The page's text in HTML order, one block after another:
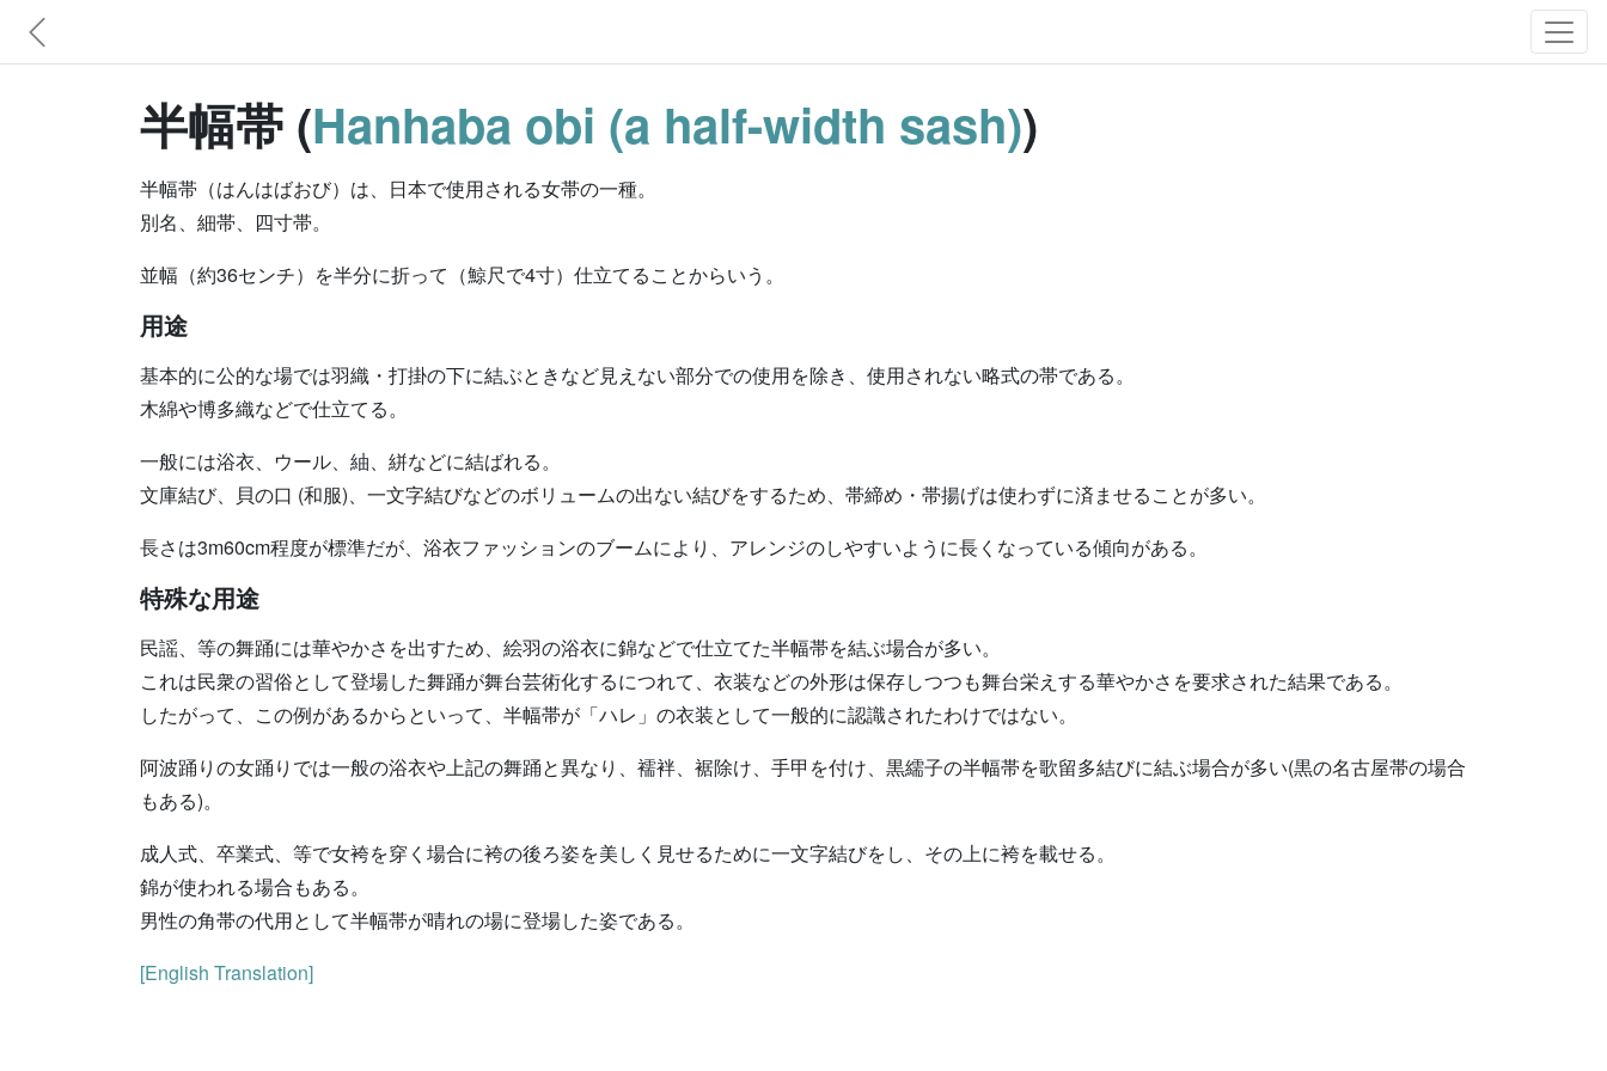
半幅帯 (Hanhaba obi (a half-width sash))
半幅帯（はんはばおび）は、日本で使用される女帯の一種。
別名、細帯、四寸帯。
並幅（約36センチ）を半分に折って（鯨尺で4寸）仕立てることからいう。
用途
基本的に公的な場では羽織・打掛の下に結ぶときなど見えない部分での使用を除き、使用されない略式の帯である。
木綿や博多織などで仕立てる。
一般には浴衣、ウール、紬、絣などに結ばれる。
文庫結び、貝の口 (和服)、一文字結びなどのボリュームの出ない結びをするため、帯締め・帯揚げは使わずに済ませることが多い。
長さは3m60cm程度が標準だが、浴衣ファッションのブームにより、アレンジのしやすいように長くなっている傾向がある。
特殊な用途
民謡、等の舞踊には華やかさを出すため、絵羽の浴衣に錦などで仕立てた半幅帯を結ぶ場合が多い。
これは民衆の習俗として登場した舞踊が舞台芸術化するにつれて、衣装などの外形は保存しつつも舞台栄えする華やかさを要求された結果である。
したがって、この例があるからといって、半幅帯が「ハレ」の衣装として一般的に認識されたわけではない。
阿波踊りの女踊りでは一般の浴衣や上記の舞踊と異なり、襦袢、裾除け、手甲を付け、黒繻子の半幅帯を歌留多結びに結ぶ場合が多い(黒の名古屋帯の場合
もある)。
成人式、卒業式、等で女袴を穿く場合に袴の後ろ姿を美しく見せるために一文字結びをし、その上に袴を載せる。
錦が使われる場合もある。
男性の角帯の代用として半幅帯が晴れの場に登場した姿である。
[English Translation]